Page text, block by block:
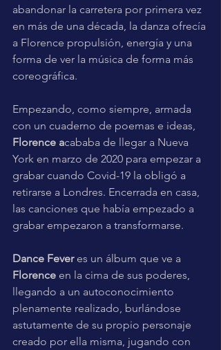
abandonar la carretera por primera vez
en más de una década, la danza ofrecía
a Florence propulsión, energía y una
forma de ver la música de forma más
coreográfica.
Empezando, como siempre, armada
con un cuaderno de poemas e ideas,
Florence acababa de llegar a Nueva
York en marzo de 2020 para empezar a
grabar cuando Covid-19 la obligó a
retirarse a Londres. Encerrada en casa,
las canciones que había empezado a
grabar empezaron a transformarse.
Dance Fever es un álbum que ve a
Florence en la cima de sus poderes,
llegando a un autoconocimiento
plenamente realizado, burlándose
astutamente de su propio personaje
creado por ella misma, jugando con